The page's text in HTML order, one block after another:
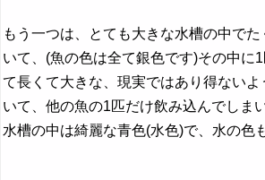
もう一つは、とても大きな水槽の中で
いて、(魚の色は全て銀色です)その中に
て長くて大きな、現実ではあり得ない
いて、他の魚の1匹だけ飲み込んでしま
水槽の中は綺麗な青色(水色)で、水の色